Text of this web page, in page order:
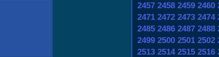
2457 2458 2459 2460
2471 2472 2473 2474
2485 2486 2487 2488
2499 2500 2501 2502
2513 2514 2515 2516